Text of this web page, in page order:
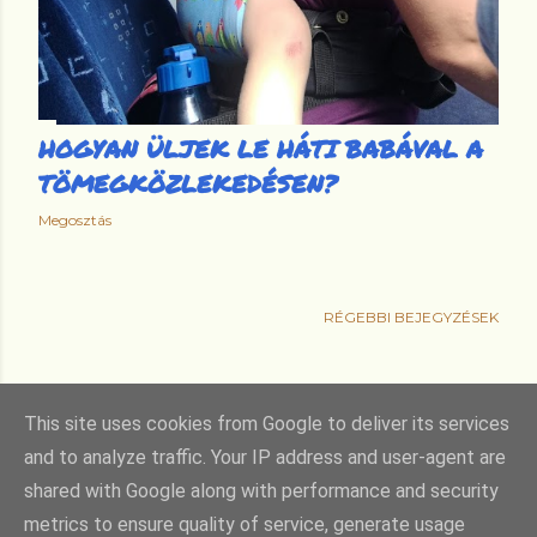
HOGYAN ÜLJEK LE HÁTI BABÁVAL A
TÖMEGKÖZLEKEDÉSEN?
Megosztás
RÉGEBBI BEJEGYZÉSEK
Üzemeltető: Blogger
This site uses cookies from Google to deliver its services
and to analyze traffic. Your IP address and user-agent are
shared with Google along with performance and security
metrics to ensure quality of service, generate usage